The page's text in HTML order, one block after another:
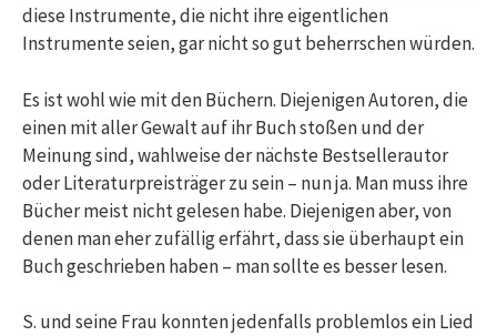
diese Instrumente, die nicht ihre eigentlichen
Instrumente seien, gar nicht so gut beherrschen würden.
Es ist wohl wie mit den Büchern. Diejenigen Autoren, die
einen mit aller Gewalt auf ihr Buch stoßen und der
Meinung sind, wahlweise der nächste Bestsellerautor
oder Literaturpreisträger zu sein – nun ja. Man muss ihre
Bücher meist nicht gelesen habe. Diejenigen aber, von
denen man eher zufällig erfährt, dass sie überhaupt ein
Buch geschrieben haben – man sollte es besser lesen.
S. und seine Frau konnten jedenfalls problemlos ein Lied